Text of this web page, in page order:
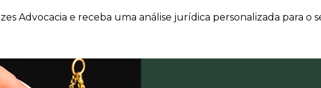
Advocacia e receba uma análise jurídica personalizada para o